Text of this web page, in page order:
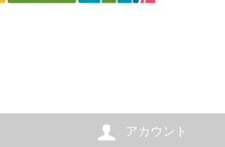
アカウント